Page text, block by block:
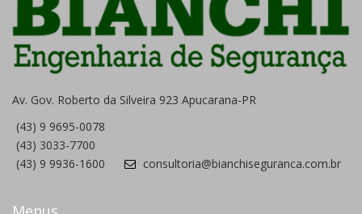
Av. Gov. Roberto da Silveira 923 Apucarana-PR
(43) 9 9695-0078
(43) 3033-7700
(43) 9 9936-1600
consultoria@bianchiseguranca.com.br